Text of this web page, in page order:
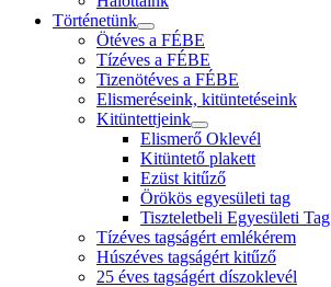
Történetünk
Ötéves a FÉBE
Tízéves a FÉBE
Tizenötéves a FÉBE
Elismeréseink, kitüntetéseink
Kitüntettjeink
Elismerő Oklevél
Kitüntető plakett
Ezüst kitűző
Örökös egyesületi tag
Tiszteletbeli Egyesületi Tag
Tízéves tagságért emlékérem
Húszéves tagságért kitűző
25 éves tagságért díszoklevél